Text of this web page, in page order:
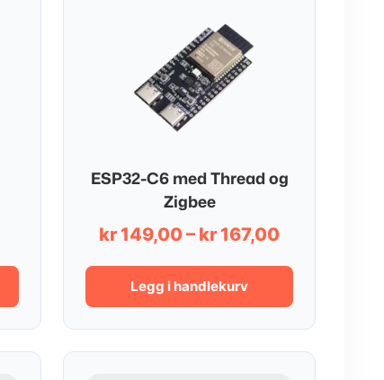
ESP32-C6 med Thread og
Zigbee
kr 149,00– kr 167,00
kr 149,00
kr 167,00
Legg i handlekurv